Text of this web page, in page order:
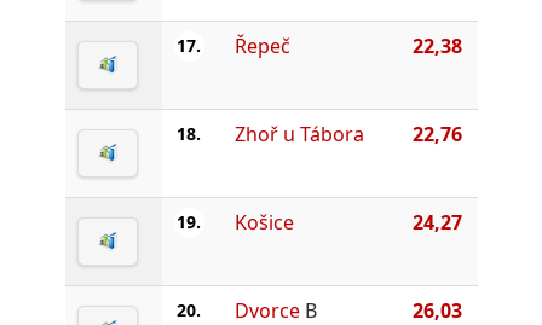
17. Řepeč 22,38
18. Zhoř u Tábora 22,76
19. Košice 24,27
20. DvorceB 26,03